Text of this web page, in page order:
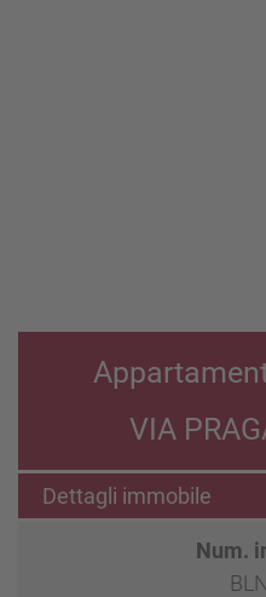
VIA
Dettagli immobile
Num.